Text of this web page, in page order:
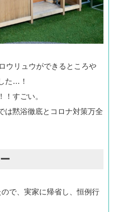
ウリュウができるところや
た…！
すごい。
は黙浴徹底とコロナ対策万全
で、実家に帰省し、恒例行